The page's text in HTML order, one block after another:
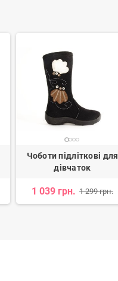
Чоботи підліткові для
дівчаток
1 039 грн. 1 299 грн.